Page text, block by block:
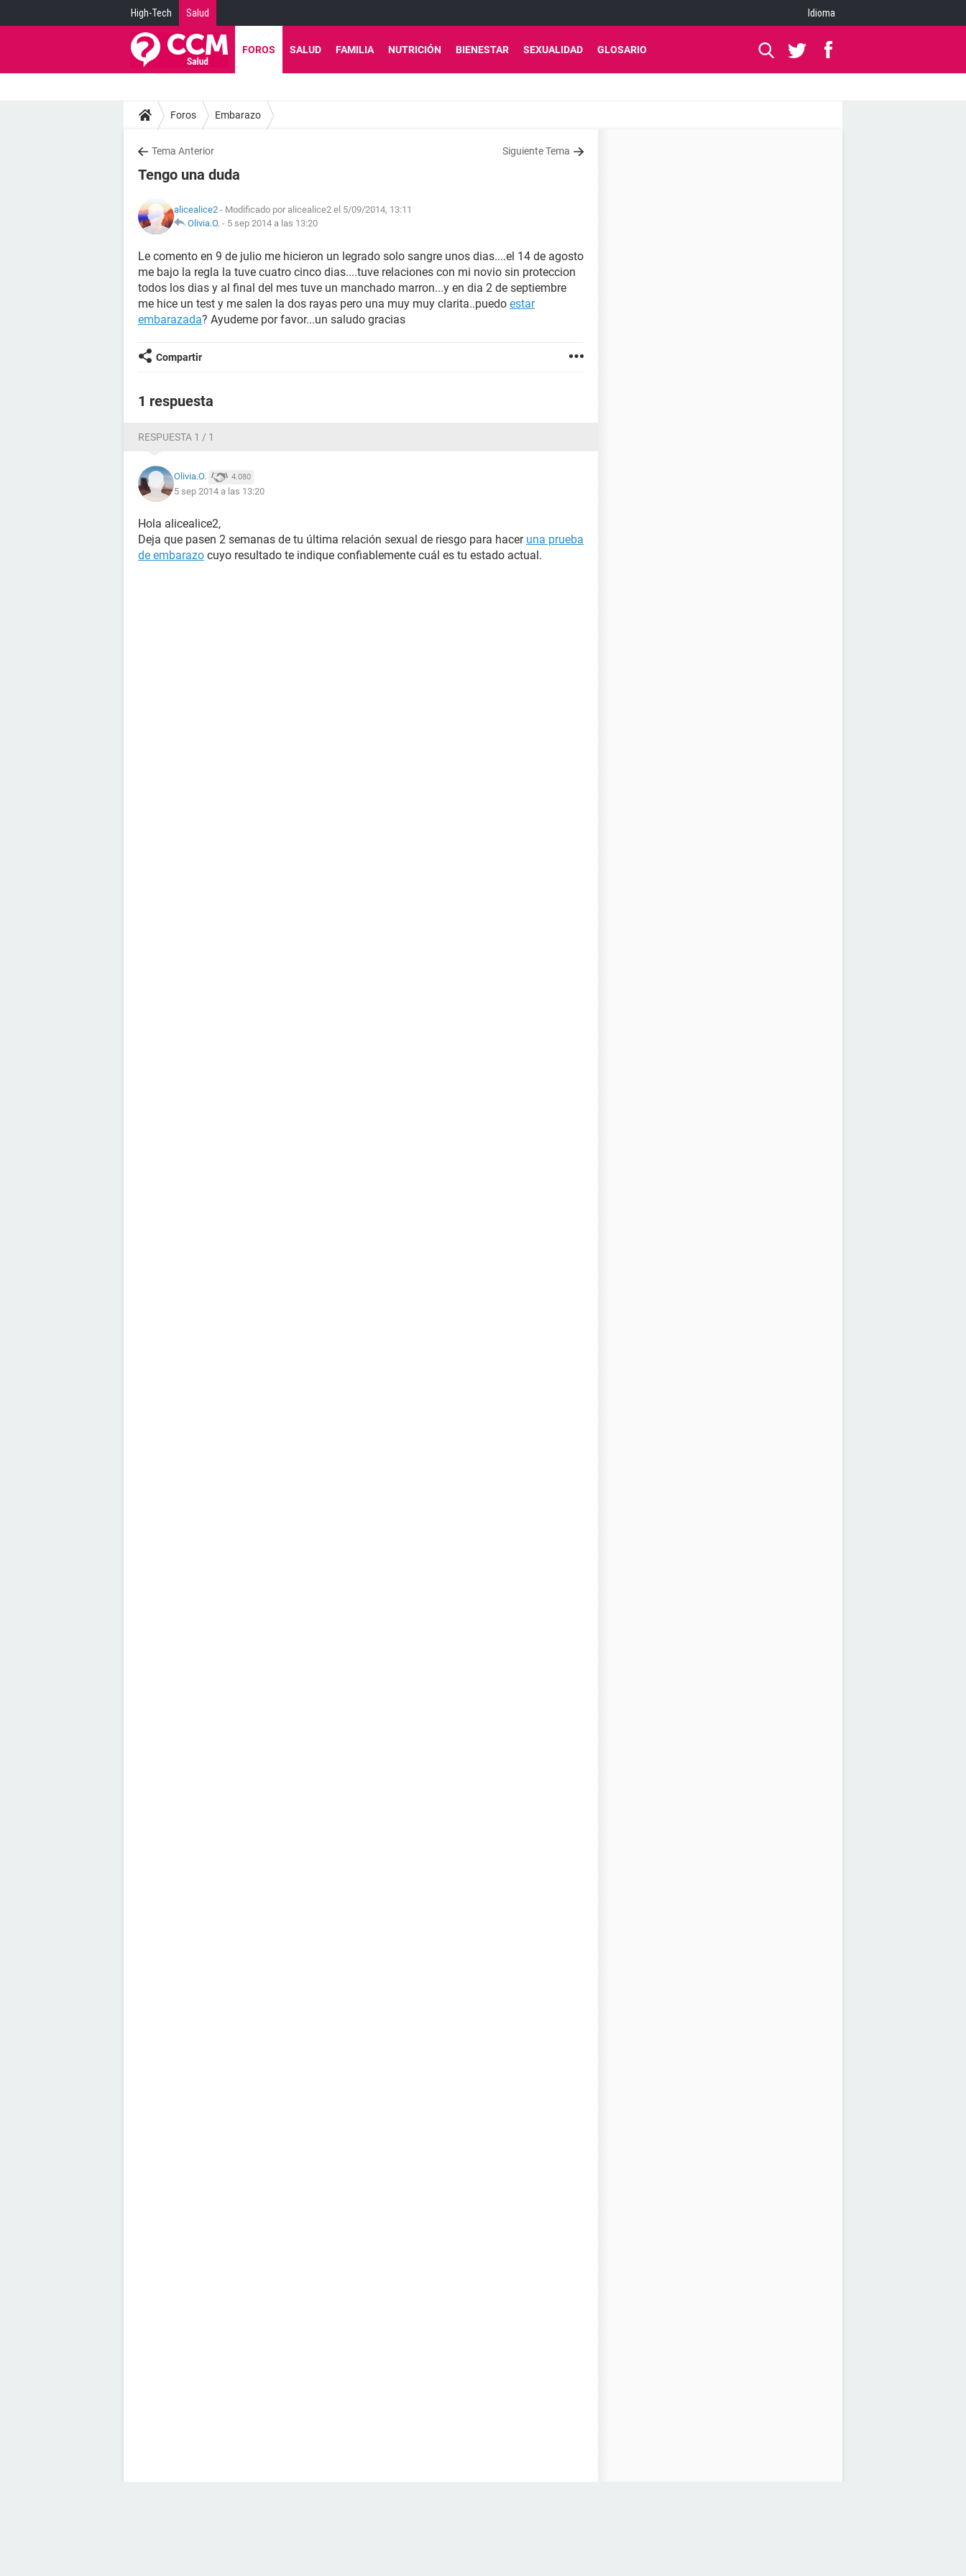
High-Tech Salud Idioma
FOROS SALUD FAMILIA NUTRICIÓN BIENESTAR SEXUALIDAD GLOSARIO
Foros Embarazo
Tema Anterior Siguiente Tema
Tengo una duda
alicealice2 - Modificado por alicealice2 el 5/09/2014, 13:11
Olivia.O. - 5 sep 2014 a las 13:20
Le comento en 9 de julio me hicieron un legrado solo sangre unos dias....el 14 de agosto
me bajo la regla la tuve cuatro cinco dias....tuve relaciones con mi novio sin proteccion
todos los dias y al final del mes tuve un manchado marron...y en dia 2 de septiembre
me hice un test y me salen la dos rayas pero una muy muy clarita..puedo estar
embarazada? Ayudeme por favor...un saludo gracias
Compartir
1 respuesta
RESPUESTA 1 / 1
Olivia.O. 4.080
5 sep 2014 a las 13:20
Hola alicealice2,
Deja que pasen 2 semanas de tu última relación sexual de riesgo para hacer una prueba
de embarazo cuyo resultado te indique confiablemente cuál es tu estado actual.